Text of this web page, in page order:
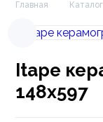
Главная Каталог
Itape
148х597